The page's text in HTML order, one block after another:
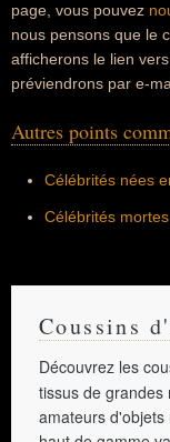
page, vous pouvez
nous pensons que le
afficherons le lien
préviendrons par e-
Autres points
Célébrités nées
Célébrités
Coussins
Découvrez les
tissus de grandes
amateurs